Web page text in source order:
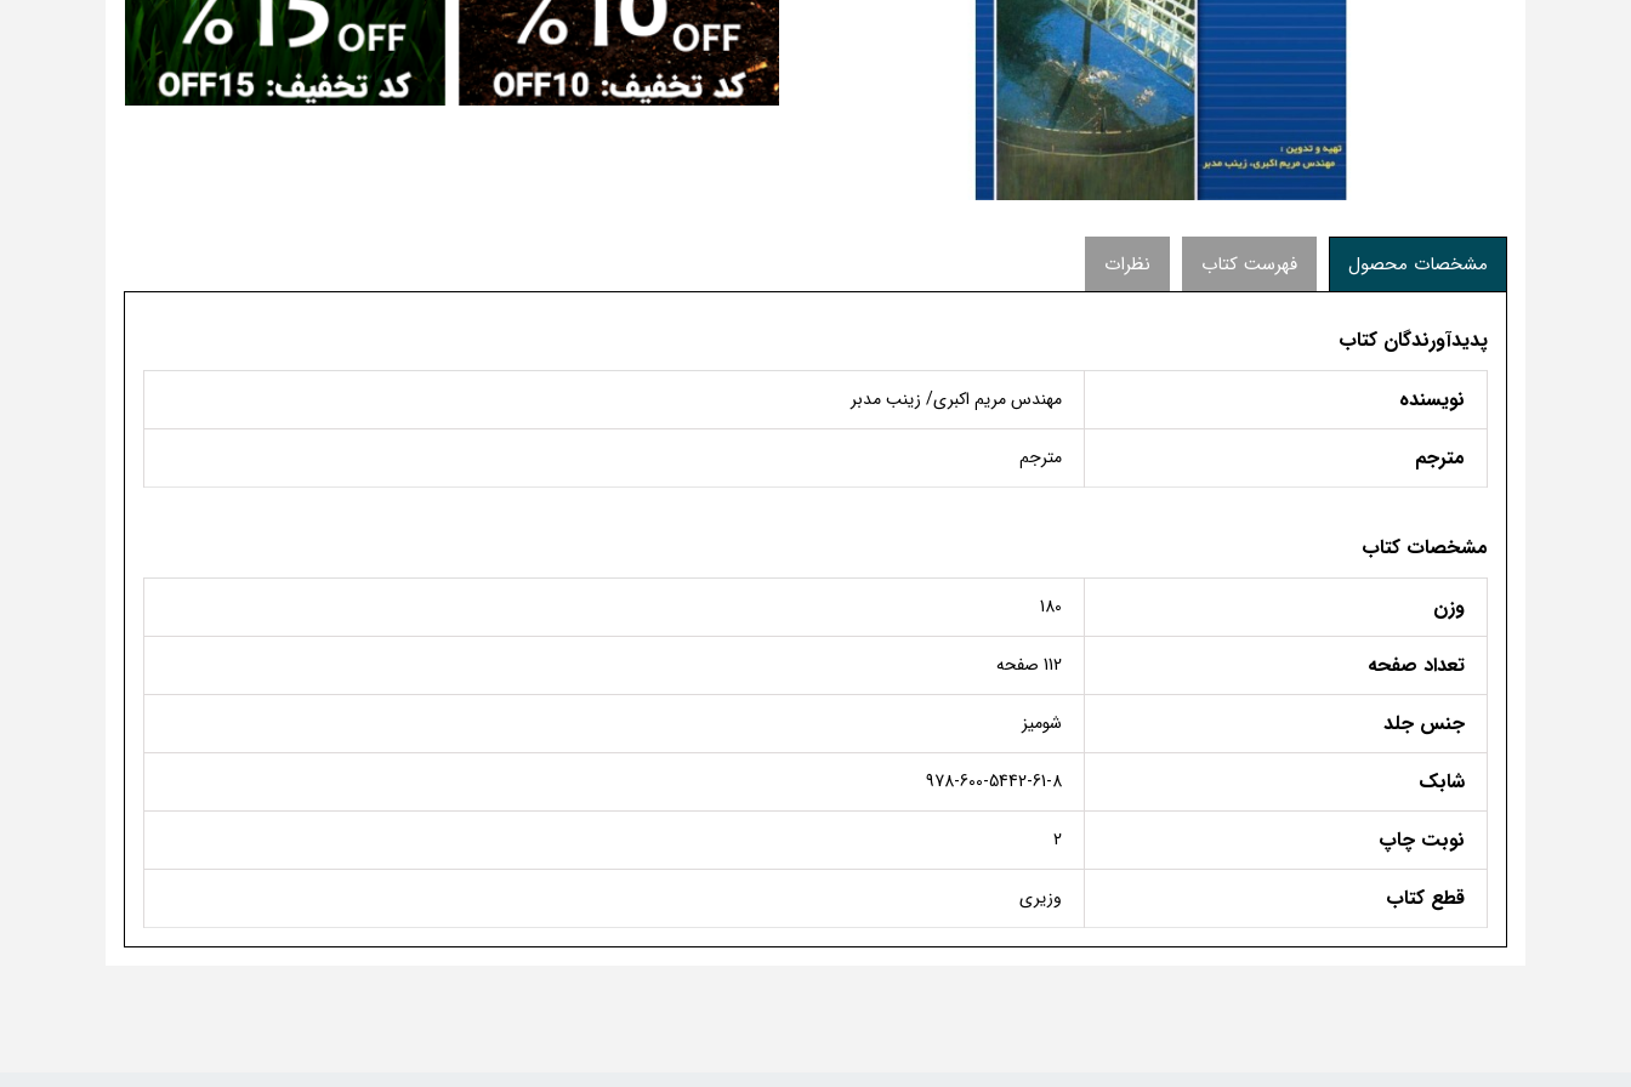
مشخصات محصول فهرست کتاب نظرات
پدیدآورندگان کتاب
نویسنده
مهندس مریم اکبری/ زینب مدبر
مترجم مترجم
مشخصات کتاب
وزن
180
تعداد صفحه 112 صفحه
جنس جلد شومیز
شابک 978-600-5442-61-8
نوبت چاپ 2
قطع کتاب وزیری